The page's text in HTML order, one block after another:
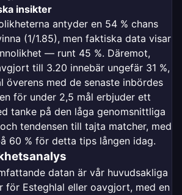
insikter
antyder en 54 % chans
(1/1.85), men faktiska data visar
— runt 45 %. Däremot,
till 3.20 innebär ungefär 31 %,
överens med de senaste inbördes
för under 2,5 mål erbjuder ett
tanke på den låga genomsnittliga
tendensen till tajta matcher, med
60 % för detta tips lången idag.
datan är vår huvudsakliga
för Esteghlal eller oavgjort, med en